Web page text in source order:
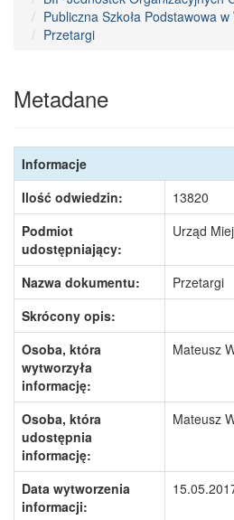
Publiczna Szkoła Podstawowa
Przetargi
Metadane
Informacje
Ilość odwiedzin:
13820
Podmiot
udostępniający:
Urząd
Nazwa dokumentu:
Przetargi
Skrócony opis:
Osoba, która
wytworzyła
informację:
Mateusz
Osoba, która
udostępnia
informację:
Mateusz
Data wytworzenia
informacji: